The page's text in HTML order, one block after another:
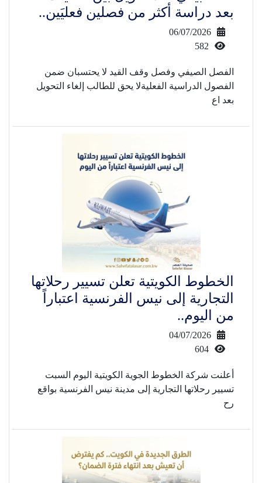
بعد دراسة أكثر من فصلين فعليَين..
06/07/2026
582
الفصل الصيفي وفصل وقف القيد لا يحتسبان ضمن
الفصول الدراسية الفعليةلا يحق للطالب إلغاء التحويل
بعد اع
الخطوط الكويتية تعلن تسيير رحلاتها
التجارية إلى نيس الفرنسية اعتباراً
من اليوم..
04/07/2026
604
أعلنت شركة الخطوط الجوية الكويتية اليوم السبت
تسيير رحلاتها التجارية إلى مدينة نيس الفرنسية بواقع
رح